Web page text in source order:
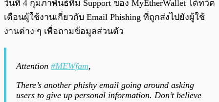
วันที่ 4 กุมภาพันธ์ทีม Support ของ MyEtherWallet ได้ทวิต
เตือนผู้ใช้งานเกี่ยวกับ Email Phishing ที่ถูกส่งไปยังผู้ใช้
งานต่าง ๆ เพื่อถามข้อมูลส่วนตัว
Attention #MEWfam,
There’s another phishy email going around asking
users to give up personal information. Don’t believe